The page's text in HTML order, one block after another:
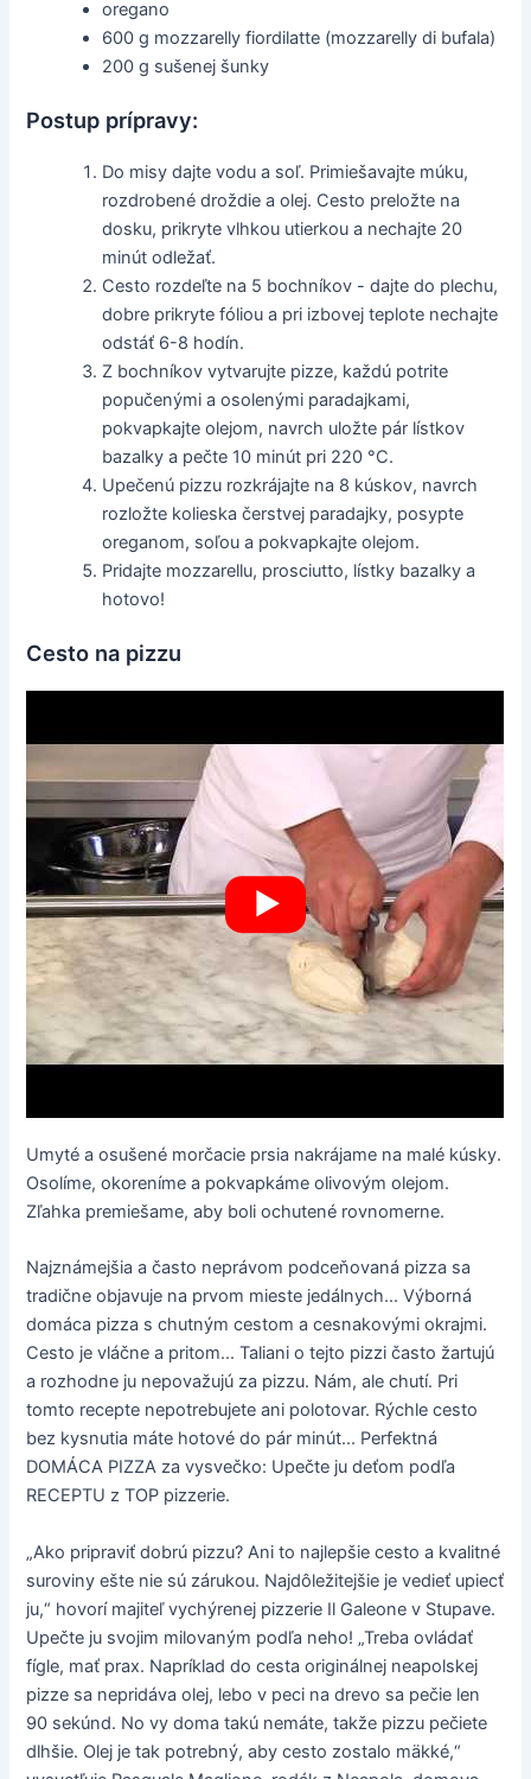
oregano
600 g mozzarelly fiordilatte (mozzarelly di bufala)
200 g sušenej šunky
Postup prípravy:
Do misy dajte vodu a soľ. Primiešavajte múku,
rozdrobené droždie a olej. Cesto preložte na
dosku, prikryte vlhkou utierkou a nechajte 20
minút odležať.
Cesto rozdeľte na 5 bochníkov - dajte do plechu,
dobre prikryte fóliou a pri izbovej teplote nechajte
odstáť 6-8 hodín.
Z bochníkov vytvarujte pizze, každú potrite
popučenými a osolenými paradajkami,
pokvapkajte olejom, navrch uložte pár lístkov
bazalky a pečte 10 minút pri 220 °C.
Upečenú pizzu rozkrájajte na 8 kúskov, navrch
rozložte kolieska čerstvej paradajky, posypte
oreganom, soľou a pokvapkajte olejom.
Pridajte mozzarellu, prosciutto, lístky bazalky a
hotovo!
Cesto na pizzu
Umyté a osušené morčacie prsia nakrájame na malé kúsky.
Osolíme, okoreníme a pokvapkáme olivovým olejom.
Zľahka premiešame, aby boli ochutené rovnomerne.
Najznámejšia a často neprávom podceňovaná pizza sa
tradične objavuje na prvom mieste jedálnych... Výborná
domáca pizza s chutným cestom a cesnakovými okrajmi.
Cesto je vláčne a pritom... Taliani o tejto pizzi často žartujú
a rozhodne ju nepovažujú za pizzu. Nám, ale chutí. Pri
tomto recepte nepotrebujete ani polotovar. Rýchle cesto
bez kysnutia máte hotové do pár minút... Perfektná
DOMÁCA PIZZA za vysvečko: Upečte ju deťom podľa
RECEPTU z TOP pizzerie.
„Ako pripraviť dobrú pizzu? Ani to najlepšie cesto a kvalitné
suroviny ešte nie sú zárukou. Najdôležitejšie je vedieť upiecť
ju,“ hovorí majiteľ vychýrenej pizzerie Il Galeone v Stupave.
Upečte ju svojim milovaným podľa neho! „Treba ovládať
fígle, mať prax. Napríklad do cesta originálnej neapolskej
pizze sa nepridáva olej, lebo v peci na drevo sa pečie len
90 sekúnd. No vy doma takú nemáte, takže pizzu pečiete
dlhšie. Olej je tak potrebný, aby cesto zostalo mäkké,“